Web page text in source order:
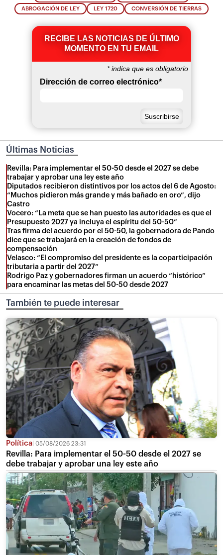
ABROGACIÓN DE LEY LEY 1720 CONVERSIÓN DE TIERRAS
RECIBE LAS NOTICIAS DE ÚLTIMO
MOMENTO EN TU EMAIL
*indica que es obligatorio
Dirección de correo electrónico*
Últimas Noticias
Revilla: Para implementar el 50-50 desde el 2027 se debe
trabajar y aprobar una ley este año
Diputados recibieron distintivos por los actos del 6 de Agosto:
“Muchos pidieron más grande y más bañado en oro”, dijo
Castro
Vocero: “La meta que se han puesto las autoridades es que el
Presupuesto 2027 ya incluya el espíritu del 50-50”
Tras firma del acuerdo por el 50-50, la gobernadora de Pando
dice que se trabajará en la creación de fondos de
compensación
Velasco: “El compromiso del presidente es la coparticipación
tributaria a partir del 2027”
Rodrigo Paz y gobernadores firman un acuerdo “histórico”
para encaminar las metas del 50-50 desde 2027
También te puede interesar
Política 05/08/2026 23:31
Revilla: Para implementar el 50-50 desde el 2027 se
debe trabajar y aprobar una ley este año